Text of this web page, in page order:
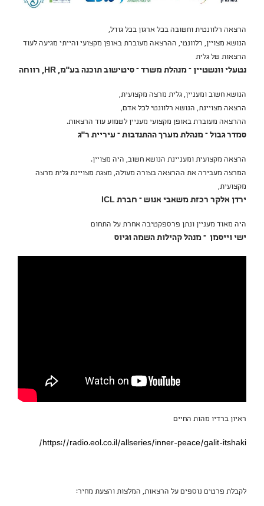
הרצאה רלוונטית וחשובה בכל ארגון בכל גודל,
הנושא מצויין, רלוונטי, ההרצאה מעוברת באופן מקצועי והייתי מגיעה לעוד
הרצאות של גלית
נטעלי וונשטיין – מנהלת משרד – סיטישוב תוכנה בע"מ, HR, רווחה
הנושא חשוב ומעניין, גלית מרצה מקצועית,
הרצאה מצויינת, הנושא רלוונטי לכל אדם,
ההרצאה מעוברת באופן מקצועי מעניין לשמוע עוד הרצאות.
סמדר גבול – מנהלת מערך ההתנדבות – עיריית ר"ג
הרצאה מקצועית ומעניינת הנושא חשוב, היה מצויין.
המרצה מעבירה את ההרצאה בצורה מעולה, מצגת מצויינת גלית מרצה
מקצועית,
ירדן אלקר רכזת משאבי אנוש – חברת ICL
היה מאוד מעניין ונתן פרספקטיבה אחרת על התחום
ישי וייסמן – מנהל קהילות השמה וגיוס
ראיון ברדיו מהות החיים
https://radio.eol.co.il/allseries/inner-peace/galit-itshaki/
לקבלת פרטים נוספים על הרצאות, המלצות והצעת מחיר: